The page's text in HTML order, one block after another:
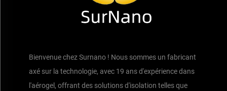
Bienvenue chez Surnano ! Nous sommes un fabricant
axé sur la technologie, avec 19 ans d'expérience dans
l'aérogel, offrant des solutions d'isolation telles que